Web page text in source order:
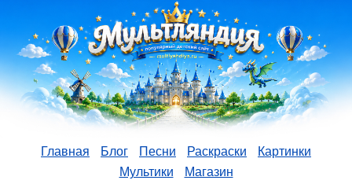
Главная Блог Песни Раскраски
Картинки
Мультики
Магазин